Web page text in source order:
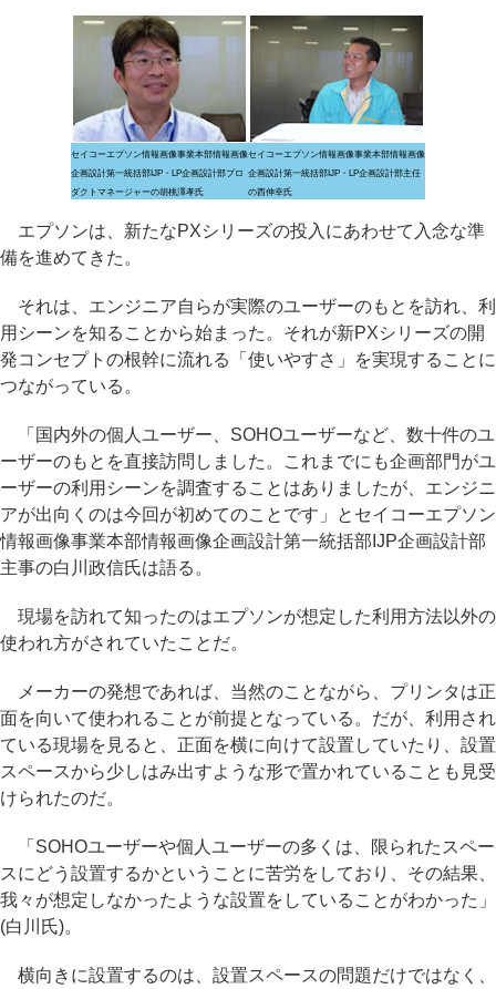
セイコーエプソン情報画像事業本部情報画像
企画設計第一統括部IJP・LP企画設計部プロ
ダクトマネージャーの胡桃澤孝氏
セイコーエプソン情報画像事業本部情報画像
企画設計第一統括部IJP・LP企画設計部主任
の西伸幸氏
エプソンは、新たなPXシリーズの投入にあわせて入念な準
備を進めてきた。
それは、エンジニア自らが実際のユーザーのもとを訪れ、利
用シーンを知ることから始まった。それが新PXシリーズの開
発コンセプトの根幹に流れる「使いやすさ」を実現することに
つながっている。
「国内外の個人ユーザー、SOHOユーザーなど、数十件のユ
ーザーのもとを直接訪問しました。これまでにも企画部門がユ
ーザーの利用シーンを調査することはありましたが、エンジニ
アが出向くのは今回が初めてのことです」とセイコーエプソン
情報画像事業本部情報画像企画設計第一統括部IJP企画設計部
主事の白川政信氏は語る。
現場を訪れて知ったのはエプソンが想定した利用方法以外の
使われ方がされていたことだ。
メーカーの発想であれば、当然のことながら、プリンタは正
面を向いて使われることが前提となっている。だが、利用され
ている現場を見ると、正面を横に向けて設置していたり、設置
スペースから少しはみ出すような形で置かれていることも見受
けられたのだ。
「SOHOユーザーや個人ユーザーの多くは、限られたスペー
スにどう設置するかということに苦労をしており、その結果、
我々が想定しなかったような設置をしていることがわかった」
(白川氏)。
横向きに設置するのは、設置スペースの問題だけではなく、